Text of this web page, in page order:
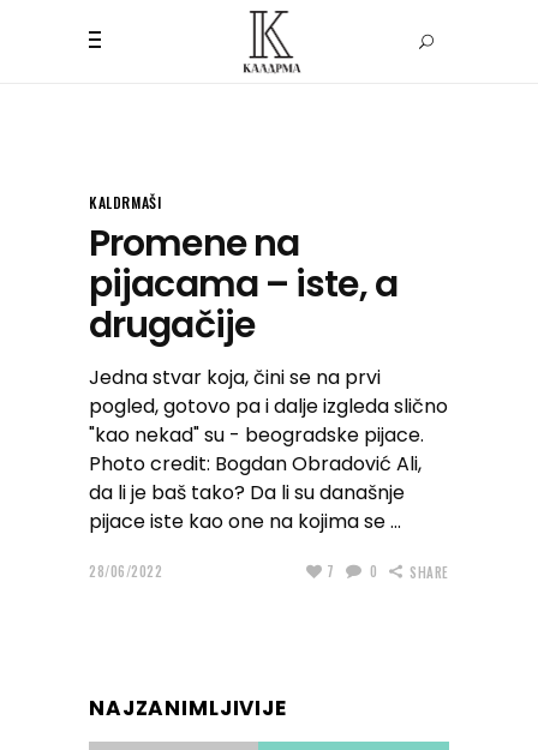
KALDRMAŠI
Promene na
pijacama – iste, a
drugačije
Jedna stvar koja, čini se na prvi
pogled, gotovo pa i dalje izgleda slično
"kao nekad" su - beogradske pijace.
Photo credit: Bogdan Obradović Ali,
da li je baš tako? Da li su današnje
pijace iste kao one na kojima se
28/06/2022 7 0 SHARE
NAJZANIMLJIVIJE